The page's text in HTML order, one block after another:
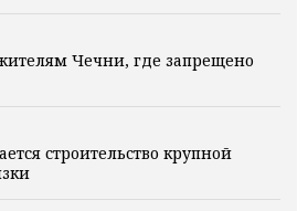
Чечни, где запрещено
строительство крупной